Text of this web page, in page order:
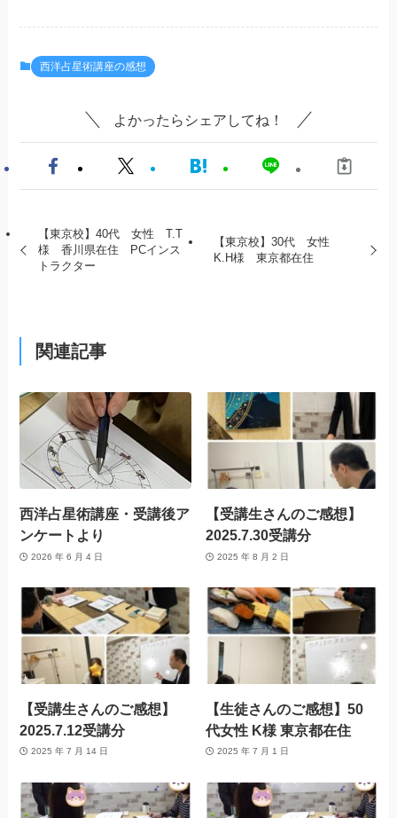
西洋占星術講座の感想
よかったらシェアしてね！
【東京校】40代 女性 T.T
様 香川県在住 PCインス
トラクター
【東京校】30代 女性
K.H様 東京都在住
関連記事
西洋占星術講座・受講後ア
ンケートより
2026 年 6 月 4 日
【受講生さんのご感想】
2025.7.30受講分
2025 年 8 月 2 日
【受講生さんのご感想】
2025.7.12受講分
2025 年 7 月 14 日
【生徒さんのご感想】50
代女性 K様 東京都在住
2025 年 7 月 1 日